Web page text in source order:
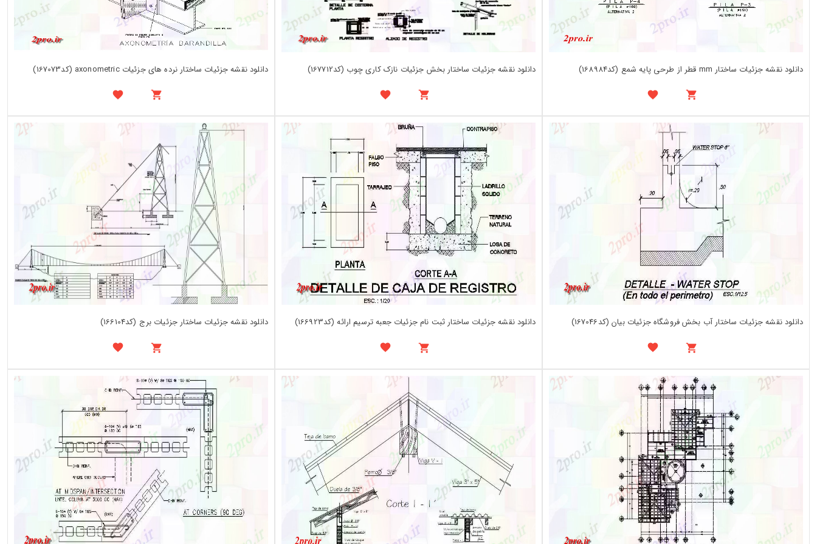
دانلود نقشه جزئیات ساختار mm قطر از طرحی پایه شمع (کد168984) دانلود نقشه جزئیات ساختار بخش جزئیات نازک کاری چوب (کد167712) دانلود نقشه جزئیات ساختار نرده های جزئیات axonometric (کد167073)
دانلود نقشه جزئیات ساختار آب بخش فروشگاه جزئیات بیان (کد167046) دانلود نقشه جزئیات ساختار ثبت نام جزئیات جعبه ترسیم ارائه (کد166923) دانلود نقشه جزئیات ساختار جزئیات برج (کد166104)